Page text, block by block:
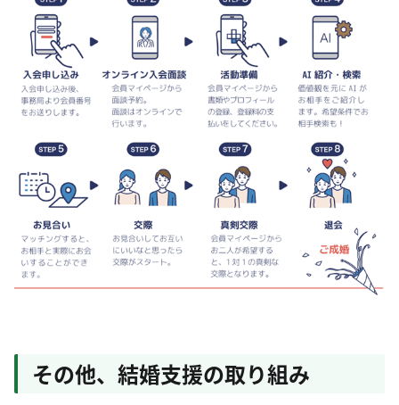
その他、結婚支援の取り組み